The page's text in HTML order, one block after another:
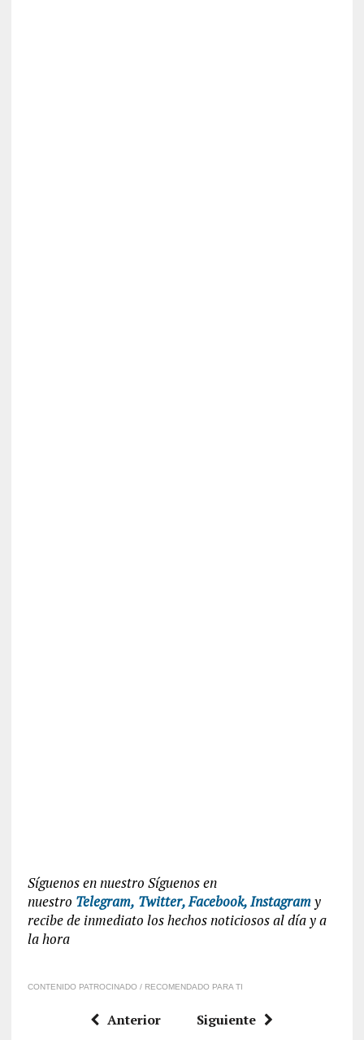
Síguenos en nuestro Síguenos en
nuestro Telegram, Twitter,Facebook,Instagramy
recibe de inmediato los hechos noticiosos al día y a
la hora
CONTENIDO PATROCINADO / RECOMENDADO PARA TI
Anterior Siguiente